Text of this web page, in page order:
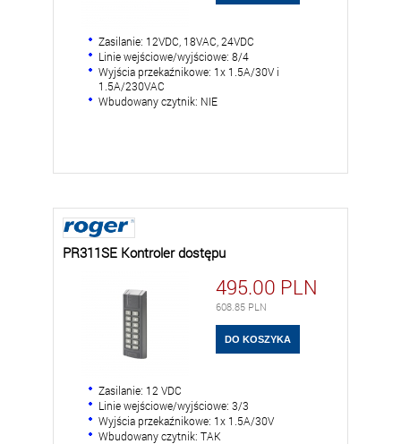
Zasilanie: 12VDC, 18VAC, 24VDC
Linie wejściowe/wyjściowe: 8/4
Wyjścia przekaźnikowe: 1x 1.5A/30V i
1.5A/230VAC
Wbudowany czytnik: NIE
PR311SE Kontroler dostępu
495.00 PLN
608.85 PLN
Zasilanie: 12 VDC
Linie wejściowe/wyjściowe: 3/3
Wyjścia przekaźnikowe: 1x 1.5A/30V
Wbudowany czytnik: TAK